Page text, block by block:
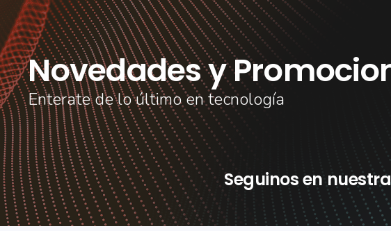
Novedades y
Enterate de lo último en tecnología
Seguinos en